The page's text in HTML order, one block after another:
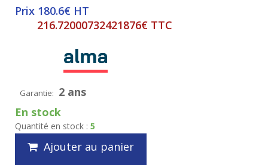
Prix 180.6€ HT
216.72000732421876€ TTC
Garantie: 2 ans
En stock
Quantité en stock : 5
Ajouter au panier